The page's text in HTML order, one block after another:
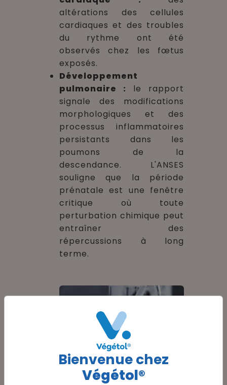
altérations des cellules
cardiaques et des troubles
du rythme ont été
observés chez les fœtus
exposés.
Développement
pulmonaire : le rapport
signale des modifications
morphologiques et des
processus inflammatoires
persistants dans les
poumons de la
descendance. L'ANSES
souligne que la période
prénatale est une fenêtre
critique où toute
perturbation chimique peut
entraîner des
répercussions à long
terme.
Bienvenue chez
Végétol®